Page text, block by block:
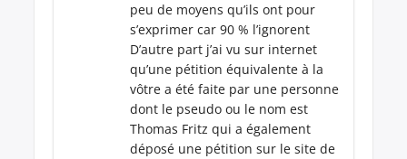
peu de moyens qu’ils ont pour
s’exprimer car 90 % l’ignorent
D’autre part j’ai vu sur internet
qu’une pétition équivalente à la
vôtre a été faite par une personne
dont le pseudo ou le nom est
Thomas Fritz qui a également
déposé une pétition sur le site de